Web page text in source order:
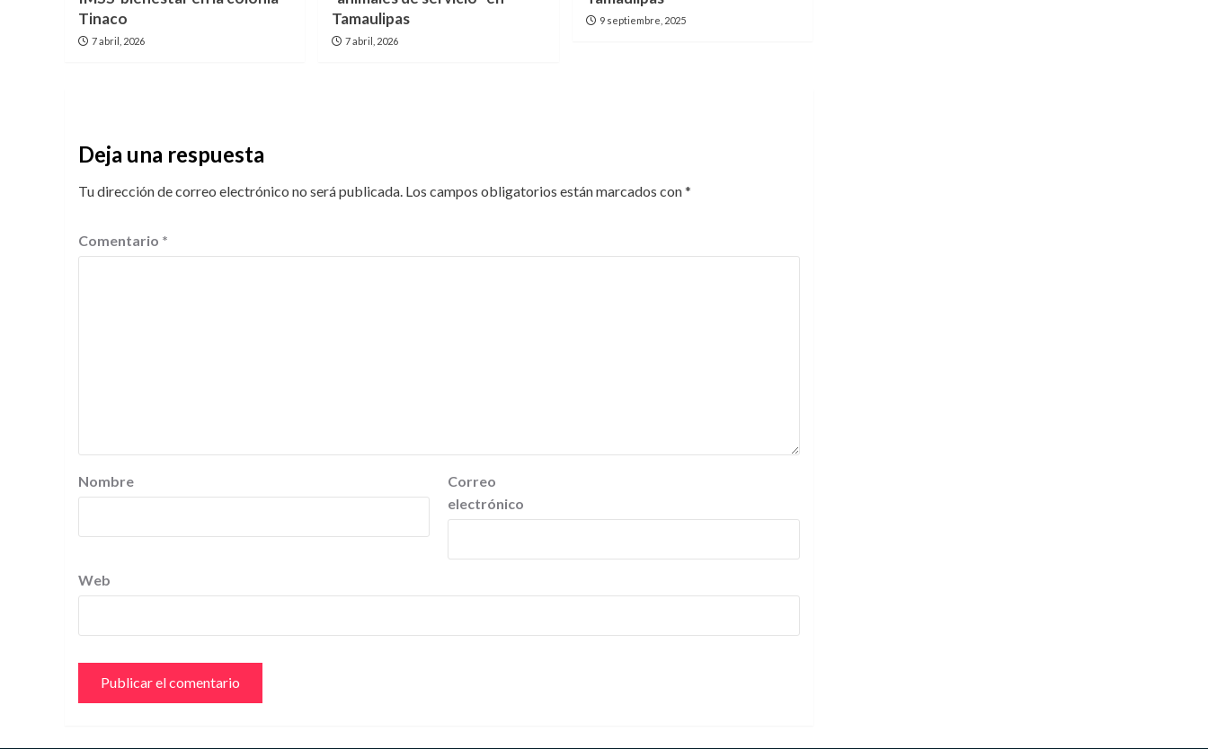
Tinaco
7 abril, 2026
Tamaulipas
7 abril, 2026
9 septiembre, 2025
Deja una respuesta
Tu dirección de correo electrónico no será publicada. Los campos obligatorios están marcados con*
Comentario *
Nombre
Correo
electrónico
Web